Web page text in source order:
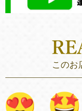
このお